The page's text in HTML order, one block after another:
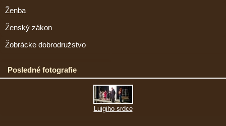
Ženba
Ženský zákon
Žobrácke dobrodružstvo
Posledné fotografie
Luigiho srdce